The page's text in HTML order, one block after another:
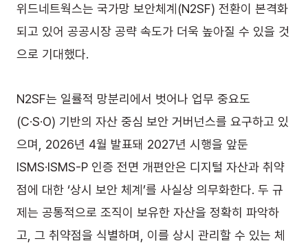
위드네트웍스는 국가망 보안체계(N2SF) 전환이 본격화
되고 있어 공공시장 공략 속도가 더욱 높아질 수 있을 것
으로 기대했다.
N2SF는 일률적 망분리에서 벗어나 업무 중요도
(C·S·O) 기반의 자산 중심 보안 거버넌스를 요구하고 있
으며, 2026년 4월 발표돼 2027년 시행을 앞둔
ISMS·ISMS-P 인증 전면 개편안은 디지털 자산과 취약
점에 대한 ‘상시 보안 체계’를 사실상 의무화한다. 두 규
제는 공통적으로 조직이 보유한 자산을 정확히 파악하
고, 그 취약점을 식별하며, 이를 상시 관리할 수 있는 체